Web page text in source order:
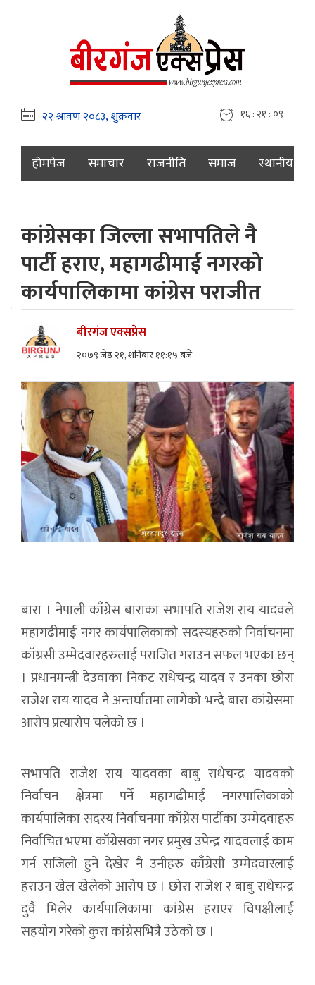
१६ : २१ : १०
होमपेज समाचार राजनीति समाज स्थानीय
कांग्रेसका जिल्ला सभापतिले नै
पार्टी हराए, महागढीमाई नगरको
कार्यपालिकामा कांग्रेस पराजीत
बीरगंज एक्सप्रेस
२०७९ जेष्ठ २१, शनिबार ११:१५ बजे
बारा । नेपाली काँग्रेस बाराका सभापति राजेश राय यादवले
महागढीमाई नगर कार्यपालिकाको सदस्यहरुको निर्वाचनमा
काँग्रसी उम्मेदवारहरुलाई पराजित गराउन सफल भएका छन्
। प्रधानमन्त्री देउवाका निकट राधेचन्द्र यादव र उनका छोरा
राजेश राय यादव नै अन्तर्घातमा लागेको भन्दै बारा कांग्रेसमा
आरोप प्रत्यारोप चलेको छ ।
सभापति राजेश राय यादवका बाबु राधेचन्द्र यादवको
निर्वाचन क्षेत्रमा पर्ने महागढीमाई नगरपालिकाको
कार्यपालिका सदस्य निर्वाचनमा काँग्रेस पार्टीका उम्मेदवाहरु
निर्वाचित भएमा काँग्रेसका नगर प्रमुख उपेन्द्र यादवलाई काम
गर्न सजिलो हुने देखेर नै उनीहरु काँग्रेसी उम्मेदवारलाई
हराउन खेल खेलेको आरोप छ । छोरा राजेश र बाबु राधेचन्द्र
दुवै मिलेर कार्यपालिकामा कांग्रेस हराएर विपक्षीलाई
सहयोग गरेको कुरा कांग्रेसभित्रै उठेको छ ।